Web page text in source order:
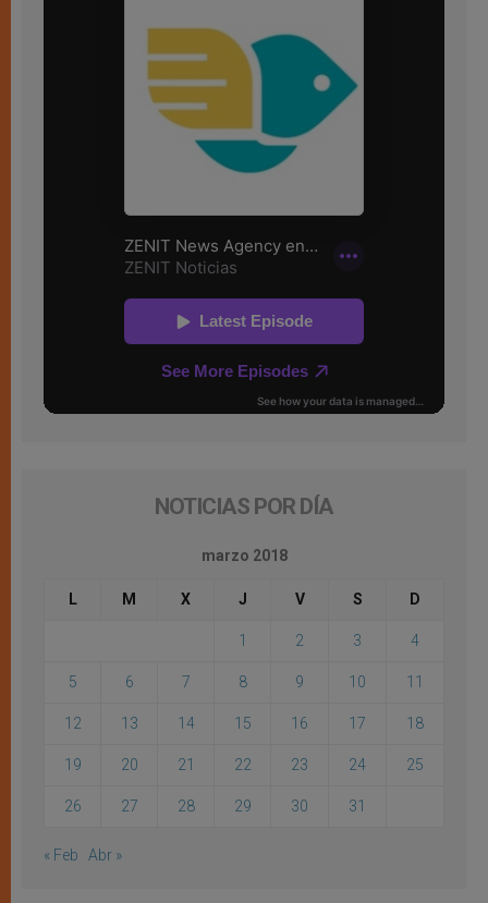
NOTICIAS POR DÍA
marzo 2018
L M X J V S D
1 2 3 4
5 6 7 8 9 10 11
12 13 14 15 16 17 18
19 20 21 22 23 24 25
26 27 28 29 30 31
« Feb Abr »